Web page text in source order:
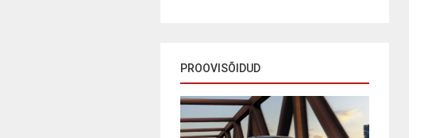
PROOVISÕIDUD